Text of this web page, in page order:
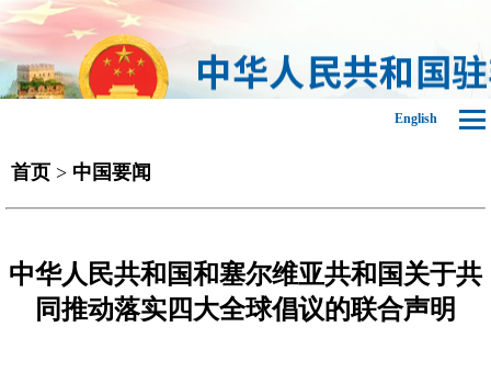
English
首页 > 中国要闻
中华人民共和国和塞尔维亚共和国关于共
同推动落实四大全球倡议的联合声明